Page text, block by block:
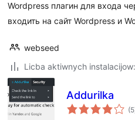
Wordpress плагин для входа
входить на сайт Wordpress и
webseed
Licba aktiwnych
Addurilka
(5